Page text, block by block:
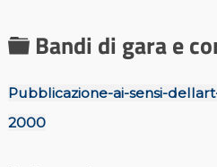
C
r
t
Bandi di gara e
Pubblicazione-ai-sensi-
2000